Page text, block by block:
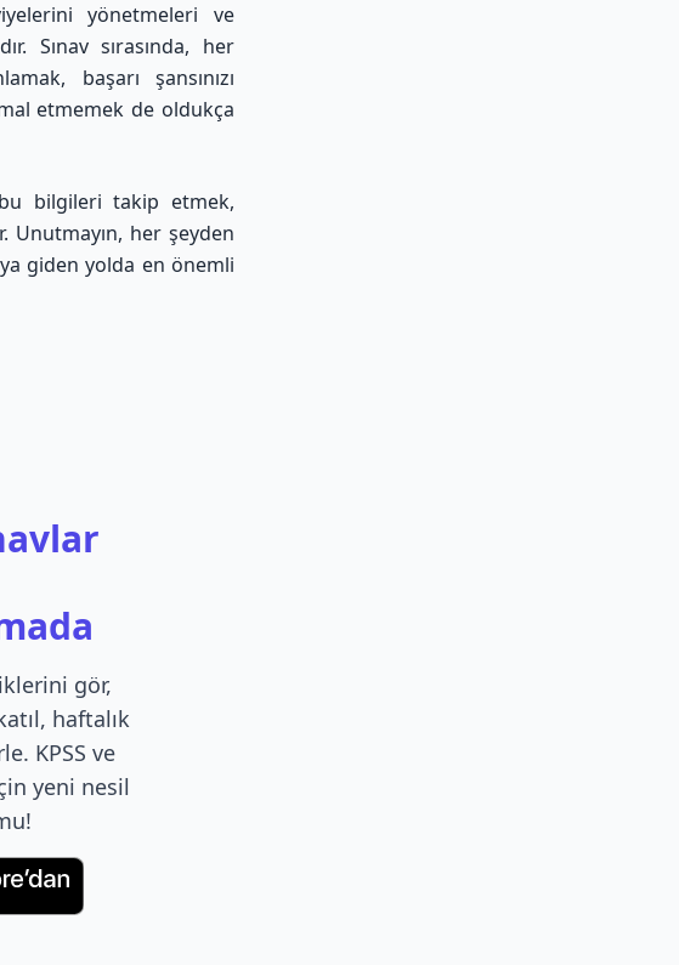
yönetmeleri ve
Sınav sırasında, her
başarı şansınızı
etmemek de oldukça
bilgileri takip etmek,
Unutmayın, her şeyden
giden yolda en önemli
gör,
haftalık
KPSS ve
yeni nesil